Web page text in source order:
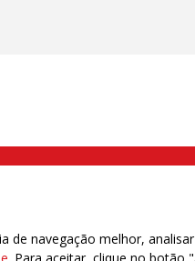
Paulo/SP | Telefone (11) 2108 9200
de navegação melhor,